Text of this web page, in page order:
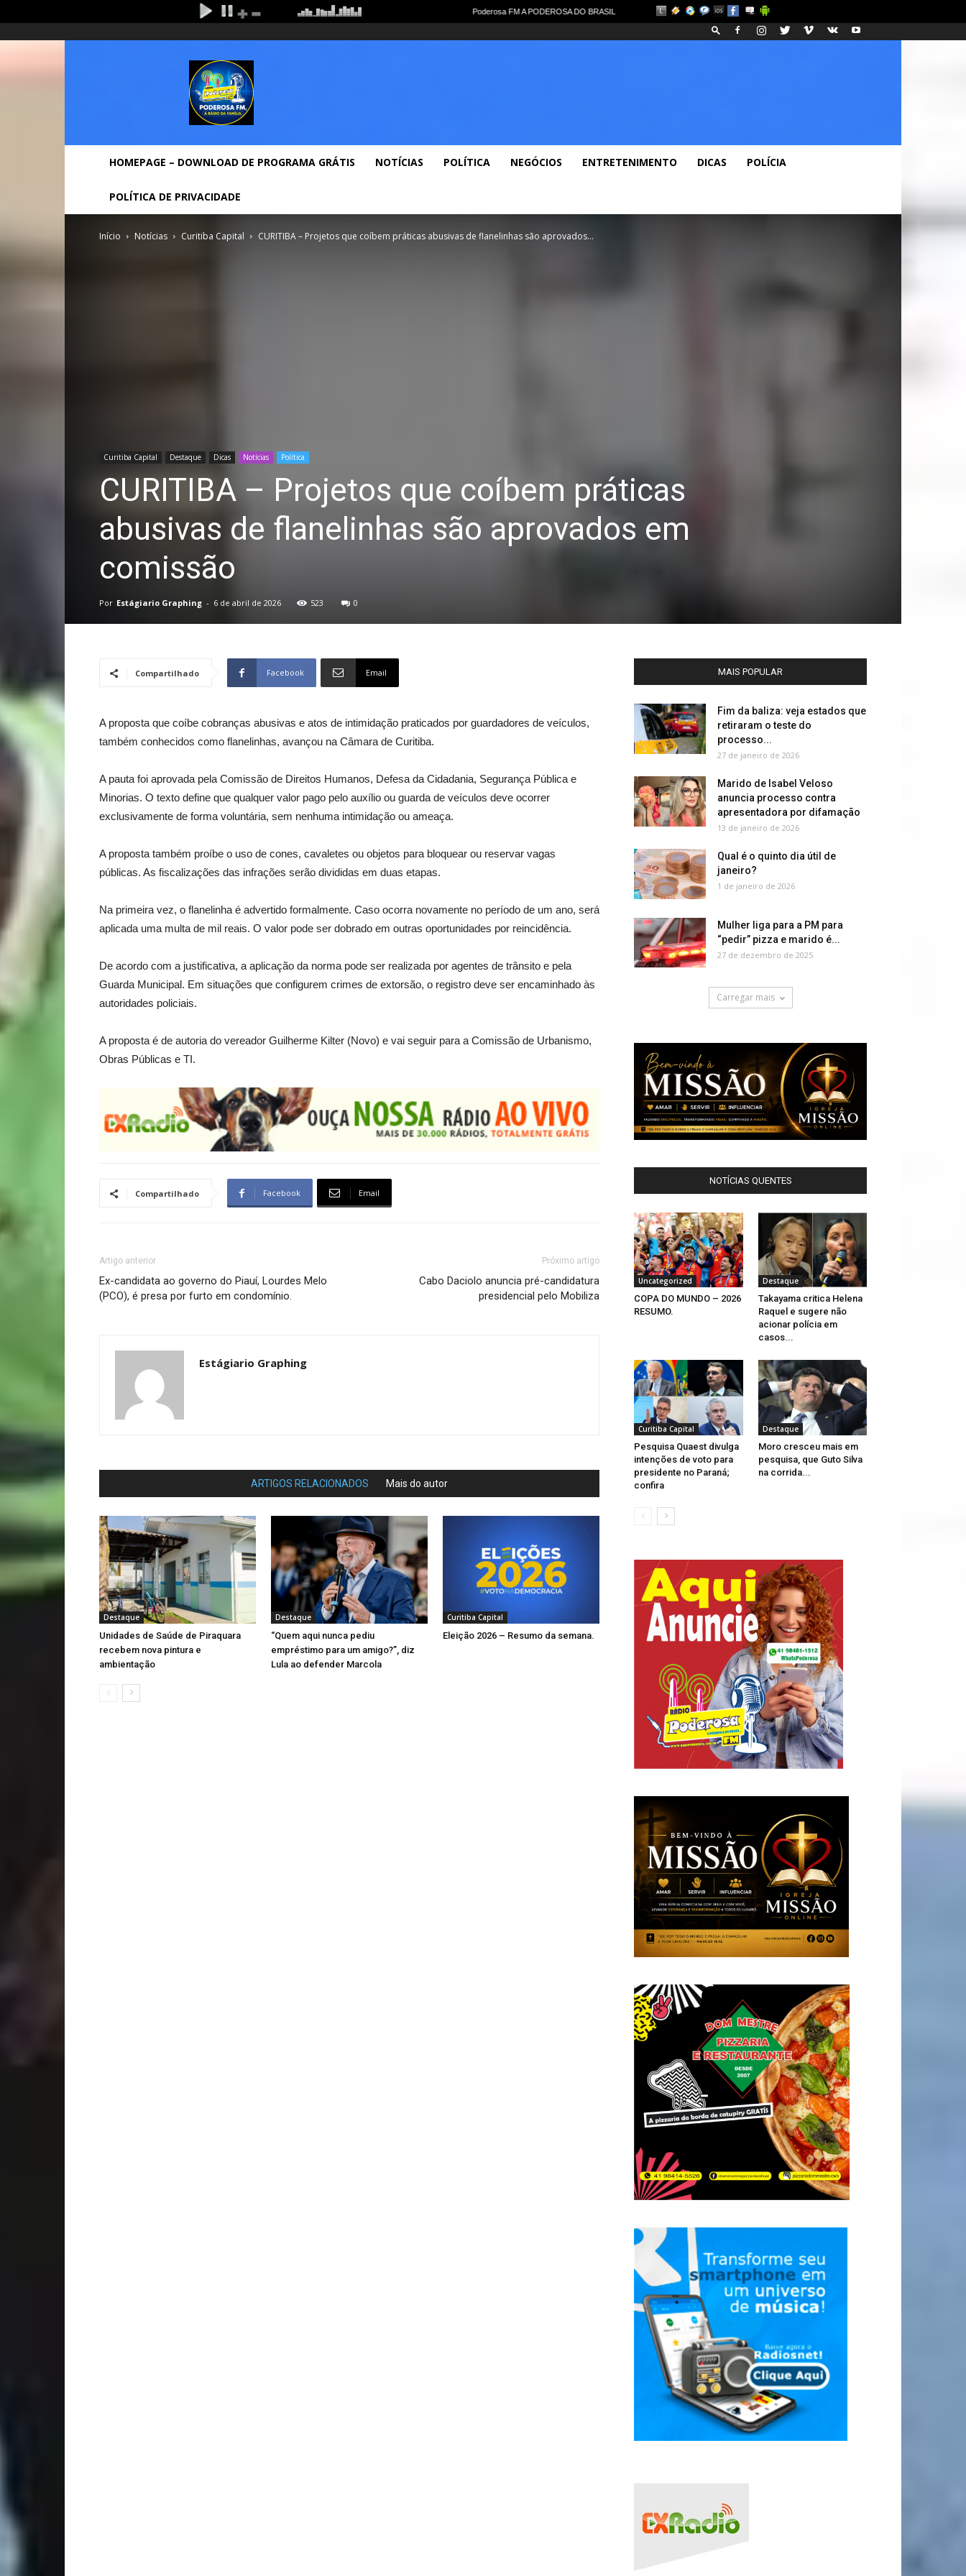
Entrar / Cadastrar Home Notícias Gerais Política Economia Esportes Lazer Fashion Blog
HOMEPAGE – DOWNLOAD DE PROGRAMA GRÁTIS NOTÍCIAS POLÍTICA NEGÓCIOS ENTRETENIMENTO DICAS POLÍCIA
POLÍTICA DE PRIVACIDADE
Início Notícias Curitiba Capital CURITIBA – Projetos que coíbem práticas abusivas de flanelinhas são aprovados...
Curitiba Capital Destaque Dicas Notícias Política
CURITIBA – Projetos que coíbem práticas
abusivas de flanelinhas são aprovados em
comissão
Por Estágiario Graphing - 6 de abril de 2026 523 0
Compartilhado Facebook Email
A proposta que coíbe cobranças abusivas e atos de intimidação praticados por guardadores de veículos,
também conhecidos como flanelinhas, avançou na Câmara de Curitiba.
A pauta foi aprovada pela Comissão de Direitos Humanos, Defesa da Cidadania, Segurança Pública e
Minorias. O texto define que qualquer valor pago pelo auxílio ou guarda de veículos deve ocorrer
exclusivamente de forma voluntária, sem nenhuma intimidação ou ameaça.
A proposta também proíbe o uso de cones, cavaletes ou objetos para bloquear ou reservar vagas
públicas. As fiscalizações das infrações serão divididas em duas etapas.
Na primeira vez, o flanelinha é advertido formalmente. Caso ocorra novamente no período de um ano, será
aplicada uma multa de mil reais. O valor pode ser dobrado em outras oportunidades por reincidência.
De acordo com a justificativa, a aplicação da norma pode ser realizada por agentes de trânsito e pela
Guarda Municipal. Em situações que configurem crimes de extorsão, o registro deve ser encaminhado às
autoridades policiais.
A proposta é de autoria do vereador Guilherme Kilter (Novo) e vai seguir para a Comissão de Urbanismo,
Obras Públicas e TI.
Compartilhado Facebook Email
Artigo anterior
Ex-candidata ao governo do Piauí, Lourdes Melo
(PCO), é presa por furto em condomínio.
Próximo artigo
Cabo Daciolo anuncia pré-candidatura
presidencial pelo Mobiliza
Estágiario Graphing
ARTIGOS RELACIONADOS Mais do autor
Destaque
Unidades de Saúde de Piraquara
recebem nova pintura e
ambientação
Destaque
“Quem aqui nunca pediu
empréstimo para um amigo?”, diz
Lula ao defender Marcola
Curitiba Capital
Eleição 2026 – Resumo da semana.
MAIS POPULAR
Fim da baliza: veja estados que
retiraram o teste do
processo...
27 de janeiro de 2026
Marido de Isabel Veloso
anuncia processo contra
apresentadora por difamação
13 de janeiro de 2026
Qual é o quinto dia útil de
janeiro?
1 de janeiro de 2026
Mulher liga para a PM para
“pedir” pizza e marido é...
27 de dezembro de 2025
Carregar mais
NOTÍCIAS QUENTES
Uncategorized
COPA DO MUNDO – 2026
RESUMO.
Destaque
Takayama critica Helena
Raquel e sugere não
acionar polícia em
casos...
Curitiba Capital
Pesquisa Quaest divulga
intenções de voto para
presidente no Paraná;
confira
Destaque
Moro cresceu mais em
pesquisa, que Guto Silva
na corrida...